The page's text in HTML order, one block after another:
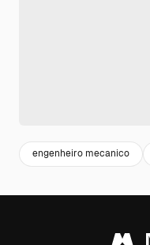
engenheiro mecanico